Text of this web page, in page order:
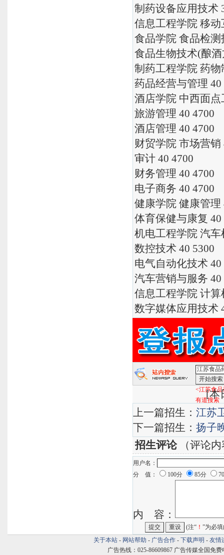
制药设备应用技术
信息工程学院 移
食品学院 食品检测
食品生物技术(酿
制药工程学院 药物
药品经营与管理 40
酒店学院 中西面点
旅游管理 40 4700
酒店管理 40 4700
财贸学院 市场营销
审计 40 4700
财务管理 40 4700
电子商务 40 4700
健康学院 健康管理
体育保健与康复 40
机电工程学院 汽
数控技术 40 5300
电气自动化技术 40
汽车营销与服务 40
信息工程学院 计算
数字媒体应用技术
<江苏食
有道搜索
[本
上一篇招生： 江苏
下一篇招生： 扬子
招生评论（评论内
用户名：
分 值：
100分 85分
内 容：
(注“ ！ ”为必
关于本站 - 网站帮助 - 广告合作 - 下载声明 - 友情
广告热线：025-86609867 广告传媒全国免费